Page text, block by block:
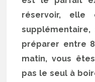
réservoir, elle
préparer entre
matin, vous
pas le seul à